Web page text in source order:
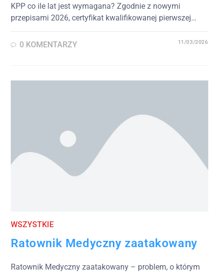
KPP co ile lat jest wymagana? Zgodnie z nowymi
przepisami 2026, certyfikat kwalifikowanej pierwszej…
0 KOMENTARZY 11/03/2026
WSZYSTKIE
Ratownik Medyczny zaatakowany
Ratownik Medyczny zaatakowany – problem, o którym